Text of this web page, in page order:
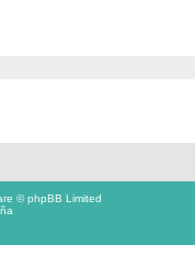
© phpBB Limited